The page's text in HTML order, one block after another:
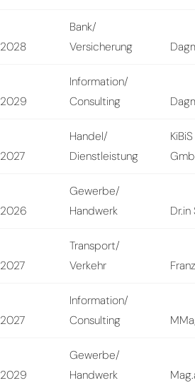
2028
Bank/
Versicherung
2029
Information/
Consulting
2027
Handel/
Dienstleistung
2026
Gewerbe/
Handwerk
2027
Transport/
Verkehr
2027
Information/
Consulting
2029
Gewerbe/
Handwerk